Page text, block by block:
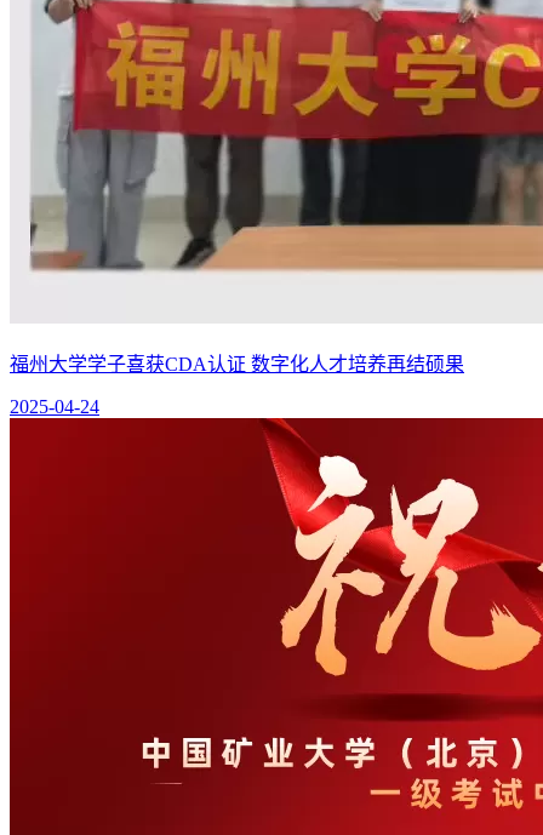
福州大学学子喜获CDA认证 数字化人才培养再结硕果
2025-04-24